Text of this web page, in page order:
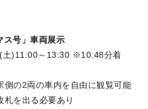
ス号」車両展示
土)11:00～13:30 ※10:48分着
の2両の車内を自由に観覧可能
改札を出る必要あり